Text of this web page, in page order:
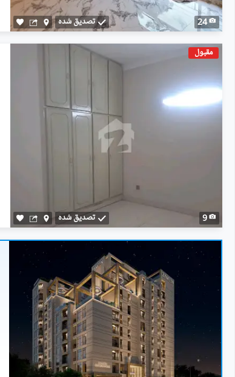
24 تصدیق شدہ
مقبول
9 تصدیق شدہ
فلیٹ
5.89 کروڑ
4.4 مرلہ